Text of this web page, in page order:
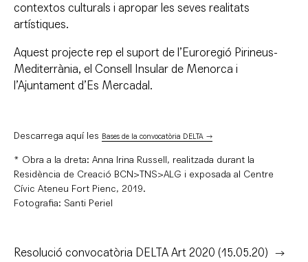
contextos culturals i apropar les seves realitats
artístiques.
Aquest projecte rep el suport de l’Euroregió Pirineus-
Mediterrània, el Consell Insular de Menorca i
l’Ajuntament d’Es Mercadal.
Descarrega aquí les Bases de la convocatòria DELTA
* Obra a la dreta: Anna Irina Russell, realitzada durant la
Residència de Creació BCN>TNS>ALG i exposada al Centre
Cívic Ateneu Fort Pienc, 2019.
Fotografia: Santi Periel
Resolució convocatòria DELTA Art 2020 (15.05.20)